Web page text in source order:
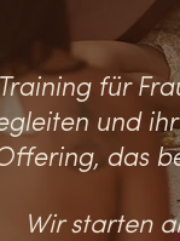
für
und
das
Wir starten